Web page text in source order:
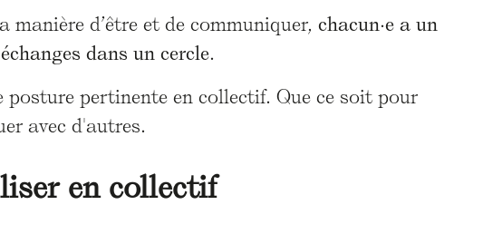
manière d’être et de communiquer, chacun·e a un
dans un cercle.
pertinente en collectif. Que ce soit pour
avec d'autres.
en collectif